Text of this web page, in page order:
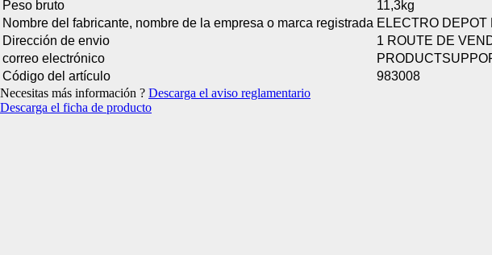
Peso bruto
11,3kg
Nombre del fabricante, nombre de la empresa o marca registrada ELECTRO DEPOT
Dirección de envio
1 ROUTE DE
correo electrónico
Código del artículo
983008
Necesitas más información ? Descarga el aviso reglamentario
Descarga el ficha de producto
Esta información puede estar relacionada
que el sitio web funcione correctamente. Por lo
experiencia web personalizada. Debido a que
tipos de cookies. Haz clic en las diferentes
las cookies que se colocarán en tu navegador.
los servicios que podemos ofrecerte pueden
Más información